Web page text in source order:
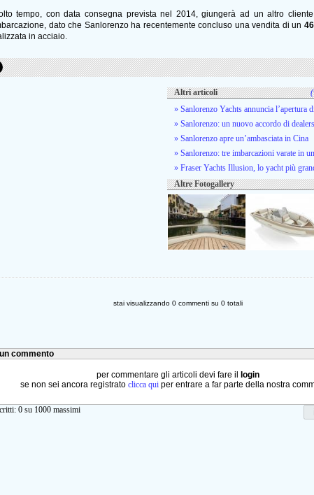
tempo, con data consegna prevista nel 2014, giungerà ad un altro
dato che Sanlorenzo ha recentemente concluso una vendita di un
in acciaio.
Altri articoli
» Sanlorenzo Yachts annuncia l’apertura
» Sanlorenzo: un nuovo accordo di
» Sanlorenzo apre un’ambasciata in Cina
» Sanlorenzo: tre imbarcazioni varate in
» Fraser Yachts Illusion, lo yacht più
Altre Fotogallery
stai visualizzando 0commenti su 0totali
commento
per commentare gli articoli devi fare il
login
se non sei ancora registrato clicca quiper entrare a far parte della nostra
0 su 1000 massimi